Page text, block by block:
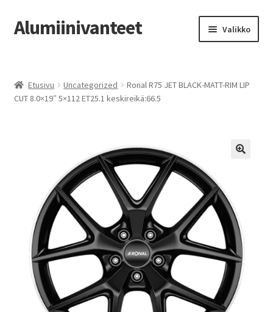
Siirry
navigointiin
Siirry
sisältöön
Alumiinivanteet Valikko
Kauppa
Vanteiden osto-opas
Auton renkaat
Yhteystiedot
Etusivu Uncategorized
Ronal R75 JET BLACK-MATT-RIM LIP
CUT 8.0×19″ 5×112 ET25.1 keskireikä:66.5